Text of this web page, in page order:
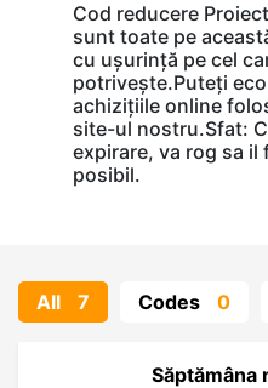
Cod reducere
sunt toate pe
cu ușurință pe cel
potrivește.Puteți
achizițiile online
site-ul nostru.Sfat:
expirare, va rog sa
posibil.
All 7 Codes 0
Săptămâna